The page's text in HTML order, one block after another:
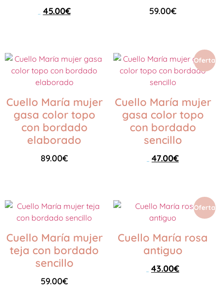
45.00€ 59.00€
Cuello María mujer
gasa color topo
con bordado
elaborado
89.00€
Oferta
Cuello María mujer
gasa color topo
con bordado
sencillo
47.00€
Cuello María mujer
teja con bordado
sencillo
59.00€
Oferta
Cuello María rosa
antiguo
43.00€